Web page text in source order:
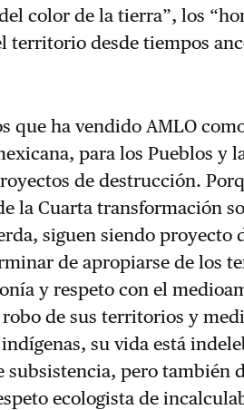
color de la tierra”, los
territorio desde tiempos
que ha vendido AMLO
para los Pueblos y
de destrucción.
la Cuarta transformación
siguen siendo proyecto
de apropiarse de los
y respeto con el
de sus territorios y
su vida está
pero también
ecologista de